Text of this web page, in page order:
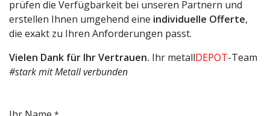
prüfen die Verfügbarkeit bei unseren Partnern und
erstellen Ihnen umgehend eine individuelle Offerte,
die exakt zu Ihren Anforderungen passt.
Vielen Dank für Ihr Vertrauen. Ihr metallDEPOT-Team
#stark mit Metall verbunden